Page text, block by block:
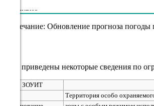
08.08
55%
Примечание: Обновление прогноза погоды
Ниже приведены некоторые сведения по
Номер ЗОУИТ
Территория особо